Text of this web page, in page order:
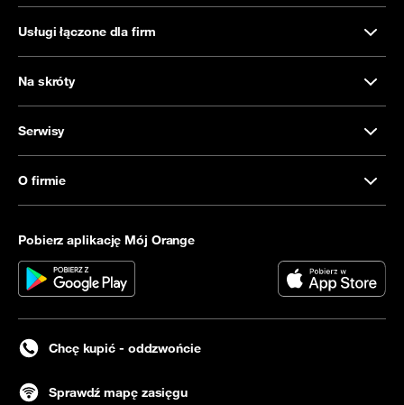
Usługi łączone dla firm
Na skróty
Serwisy
O firmie
Pobierz aplikację Mój Orange
Chcę kupić - oddzwońcie
Sprawdź mapę zasięgu